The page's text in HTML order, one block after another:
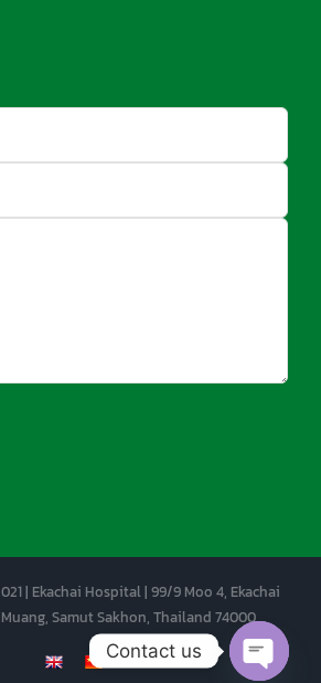
| Ekachai Hospital | 99/9 Moo 4, Ekachai
Samut Sakhon, Thailand 74000
EN CNContact us